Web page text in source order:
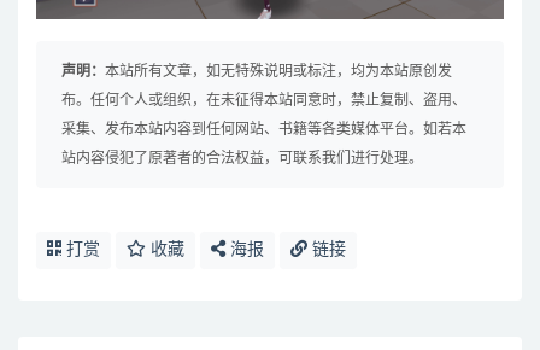
声明： 本站所有文章，如无特殊说明或标注，均为本站原创发
布。任何个人或组织，在未征得本站同意时，禁止复制、盗用、
采集、发布本站内容到任何网站、书籍等各类媒体平台。如若本
站内容侵犯了原著者的合法权益，可联系我们进行处理。
打赏 收藏 海报 链接